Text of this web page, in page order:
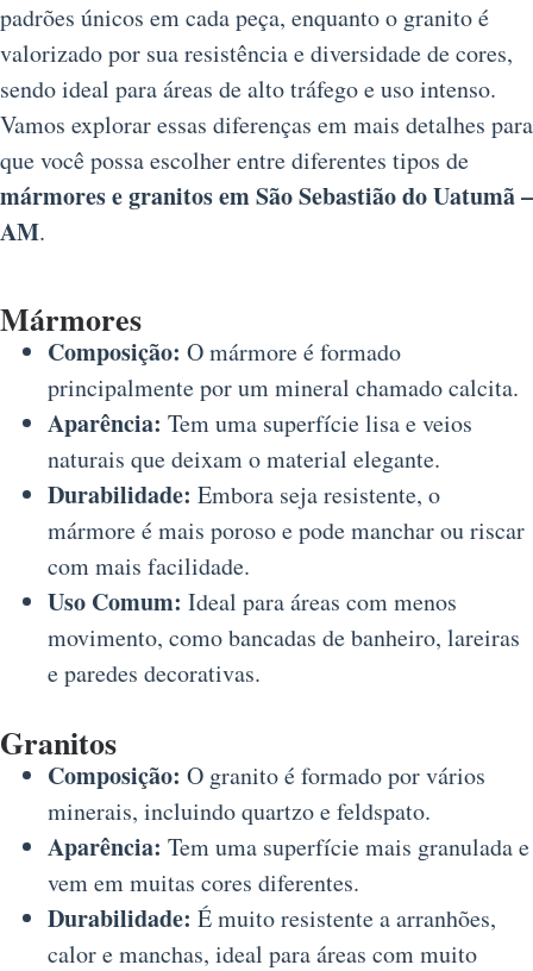
padrões únicos em cada peça, enquanto o granito é
valorizado por sua resistência e diversidade de cores,
sendo ideal para áreas de alto tráfego e uso intenso.
Vamos explorar essas diferenças em mais detalhes para
que você possa escolher entre diferentes tipos de
mármores e granitos em São Sebastião do Uatumã –
AM.
Mármores
Composição: O mármore é formado
principalmente por um mineral chamado calcita.
Aparência: Tem uma superfície lisa e veios
naturais que deixam o material elegante.
Durabilidade: Embora seja resistente, o
mármore é mais poroso e pode manchar ou riscar
com mais facilidade.
Uso Comum: Ideal para áreas com menos
movimento, como bancadas de banheiro, lareiras
e paredes decorativas.
Granitos
Composição: O granito é formado por vários
minerais, incluindo quartzo e feldspato.
Aparência: Tem uma superfície mais granulada e
vem em muitas cores diferentes.
Durabilidade: É muito resistente a arranhões,
calor e manchas, ideal para áreas com muito